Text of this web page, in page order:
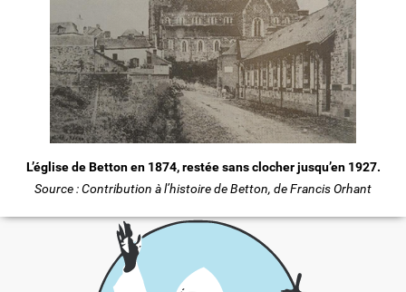
L’église de Betton en 1874, restée sans clocher jusqu’en 1927.
Source : Contribution à l’histoire de Betton, de Francis Orhant